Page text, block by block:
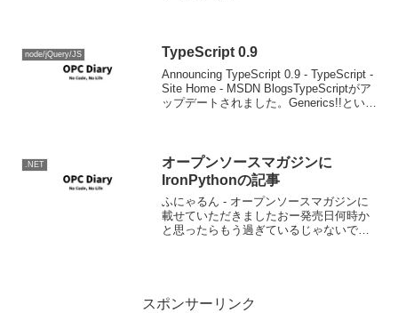
node/jQuery/JS TypeScript 0.9
Announcing TypeScript 0.9 - TypeScript -
Site Home - MSDN BlogsTypeScriptがア
ップデートされました。Generics!!という
.NET
オープンソースマガジンに
IronPythonの記事
ふにゃるん - オープンソースマガジンに
載せていただきましたおー発売日何時か
と思ったらもう過ぎているじゃないです
スポンサーリンク